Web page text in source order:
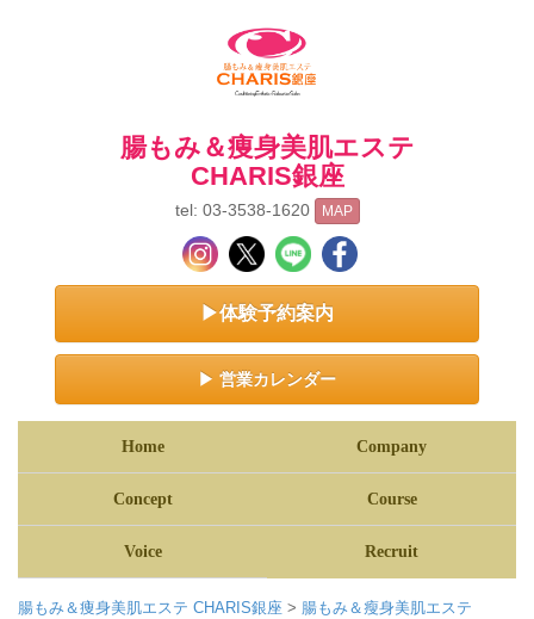
腸もみ＆痩身美肌エステ
CHARIS銀座
tel: 03-3538-1620 MAP
▶体験予約案内
▶ 営業カレンダー
Home Company
Concept Course
Voice Recruit
腸もみ＆痩身美肌エステ CHARIS銀座 > 腸もみ＆瘦身美肌エステ